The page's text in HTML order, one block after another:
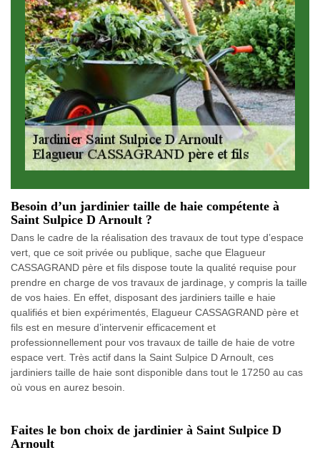
Besoin d’un jardinier taille de haie compétente à
Saint Sulpice D Arnoult ?
Dans le cadre de la réalisation des travaux de tout type d’espace
vert, que ce soit privée ou publique, sache que Elagueur
CASSAGRAND père et fils dispose toute la qualité requise pour
prendre en charge de vos travaux de jardinage, y compris la taille
de vos haies. En effet, disposant des jardiniers taille e haie
qualifiés et bien expérimentés, Elagueur CASSAGRAND père et
fils est en mesure d’intervenir efficacement et
professionnellement pour vos travaux de taille de haie de votre
espace vert. Très actif dans la Saint Sulpice D Arnoult, ces
jardiniers taille de haie sont disponible dans tout le 17250 au cas
où vous en aurez besoin.
Faites le bon choix de jardinier à Saint Sulpice D
Arnoult